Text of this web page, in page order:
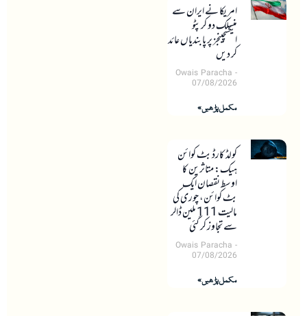
امریکا نے ایران سے
منسلک دو کرپٹو
ایکسچینجز پر پابندیاں عائد
کر دیں
Owais Paracha
07/08/2026
مکمل پڑھیں »
کولڈ کارڈ بٹ کوائن
ہیک: متاثرین کا
اوسط نقصان ایک
بٹ کوائن، چوری کی
مالیت 111 ملین ڈالر
سے تجاوز کر گئی
Owais Paracha
07/08/2026
مکمل پڑھیں »